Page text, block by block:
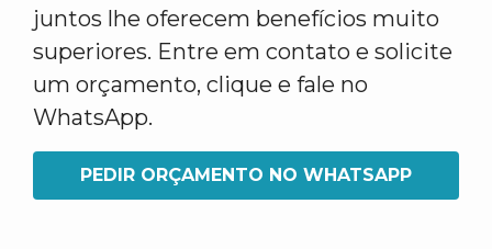
juntos lhe oferecem benefícios muito
superiores. Entre em contato e solicite
um orçamento, clique e fale no
WhatsApp.
PEDIR ORÇAMENTO NO WHATSAPP